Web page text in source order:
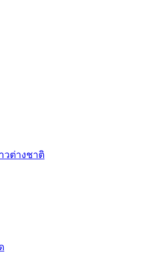
วต่างชาติ